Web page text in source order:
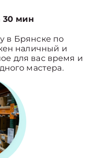
30 мин
в Брянске по
наличный и
для вас время и
мастера.